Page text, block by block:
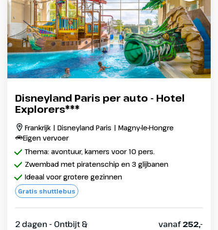
Disneyland Paris per auto - Hotel
Explorers***
Frankrijk | Disneyland Paris | Magny-le-Hongre
Eigen vervoer
Thema: avontuur, kamers voor 10 pers.
Zwembad met piratenschip en 3 glijbanen
Ideaal voor grotere gezinnen
Gratis shuttlebus
2 dagen - Ontbijt &
vanaf252,-